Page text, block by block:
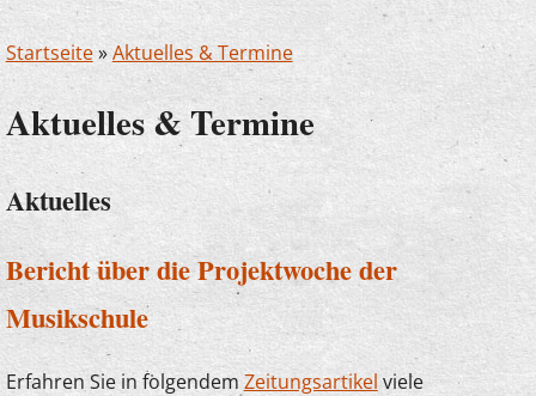
Startseite»Aktuelles & Termine
Aktuelles & Termine
Aktuelles
Bericht über die Projektwoche der
Musikschule
Erfahren Sie in folgendem Zeitungsartikel viele